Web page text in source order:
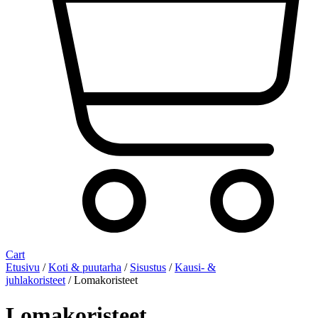
Cart
Etusivu /Koti & puutarha / Sisustus /Kausi- &
juhlakoristeet / Lomakoristeet